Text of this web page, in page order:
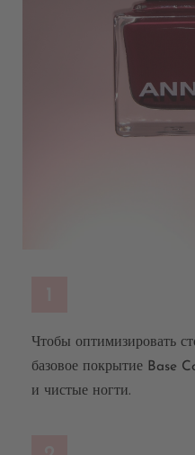
Чтобы оптимизировать
базовое покрытие Base
и чистые ногти.